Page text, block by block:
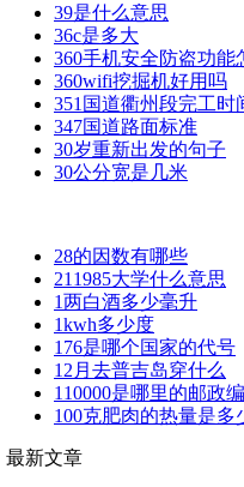
39是什么意思
36c是多大
360手机安全防盗功能
360wifi挖掘机好用吗
351国道衢州段完工时
347国道路面标准
30岁重新出发的句子
30公分宽是几米
28的因数有哪些
211985大学什么意思
1两白酒多少毫升
1kwh多少度
176是哪个国家的代号
12月去普吉岛穿什么
110000是哪里的邮政
100克肥肉的热量是多
最新文章